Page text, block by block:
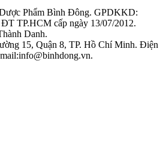
Phẩm Bình Đông. GPDKKD:
TP.HCM cấp ngày 13/07/2012.
Danh.
15, Quận 8, TP. Hồ Chí Minh. Điện